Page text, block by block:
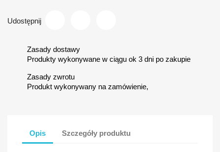
Udostępnij
Zasady dostawy
Produkty wykonywane w ciągu ok 3 dni po zakupie
Zasady zwrotu
Produkt wykonywany na zamówienie,
Opis Szczegóły produktu